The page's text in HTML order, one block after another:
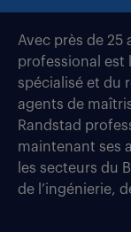
Avec près de 25
professional est
spécialisé et du
agents de
Randstad
maintenant ses
les secteurs du
de l’ingénierie,